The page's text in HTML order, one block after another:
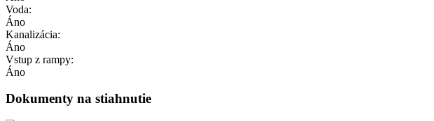
Voda:
Áno
Kanalizácia:
Áno
Vstup z rampy:
Áno
Dokumenty na stiahnutie